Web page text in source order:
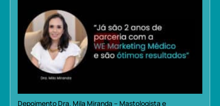
Depoimento Dra. Mila Miranda – Mastologista e